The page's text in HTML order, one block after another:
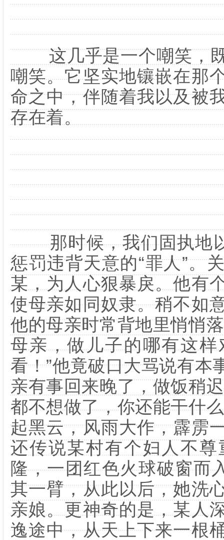
这几乎是一个嘲笑，既
嘲笑。它坚实地镶嵌在那
命之中，伴随着我以及被
存在着。
那时候，我们固执地以
惩罚违背天意的“罪人”。
某，为人心狠暴戾。他有
使母亲如同奴隶。稍不如
他的母亲时常背地里悄悄
母亲，做儿子的哪有这
看！”他竟破口大骂说有本
亲有事回来晚了，做饭稍
都不想做了，你还能干什
起黑云，风雨大作，霹雳
还传说某村有个妇人不
隆，一团红色火球破窗而
其一臂，从此以后，她洗
亲娘。更神奇的是，某人
逸途中，从天上下来一根